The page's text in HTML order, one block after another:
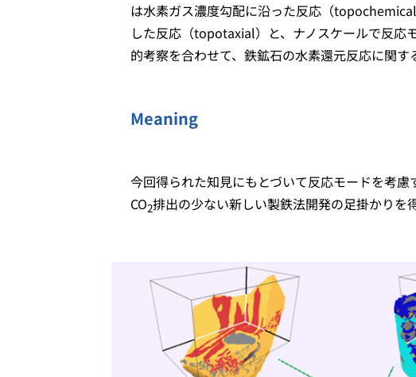
は水素ガス濃度勾配に沿った反応（
した反応（topotaxial）と、ナノスケールで反応
的考察を合わせて、鉄鉱石の水素還元反応に関す
Meaning
今回得られた知見にもとづいて反応モードを考
CO2排出の少ない新しい製鉄法開発の足掛かりを